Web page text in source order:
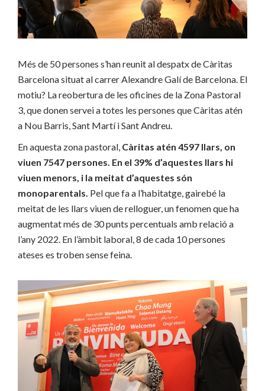
Més de 50 persones s’han reunit al despatx de Càritas
Barcelona situat al carrer Alexandre Galí de Barcelona. El
motiu? La reobertura de les oficines de la Zona Pastoral
3, que donen servei a totes les persones que Càritas atén
a Nou Barris, Sant Martí i Sant Andreu.
En aquesta zona pastoral, Càritas atén 4597 llars, on
viuen 7547 persones. En el 39% d’aquestes llars hi
viuen menors, i la meitat d’aquestes són
monoparentals. Pel que fa a l’habitatge, gairebé la
meitat de les llars viuen de relloguer, un fenomen que ha
augmentat més de 30 punts percentuals amb relació a
l’any 2022. En l’àmbit laboral, 8 de cada 10 persones
ateses es troben sense feina.